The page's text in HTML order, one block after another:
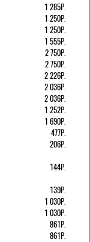
1 285Р.
1 250Р.
1 250Р.
1 555Р.
2 750Р.
2 750Р.
2 226Р.
2 036Р.
2 036Р.
1 252Р.
1 690Р.
477Р.
206Р.
144Р.
139Р.
1 030Р.
1 030Р.
861Р.
861Р.